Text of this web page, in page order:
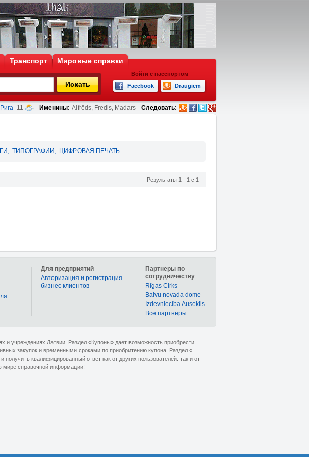
Транспорт Мировые справки
Искать
Войти с пасспортом
Facebook
Draugiem
Рига -11 Именины: Alfrēds, Fredis, Madars Следовать:
, ТИПОГРАФИИ , ЦИФРОВАЯ ПЕЧАТЬ
Результаты 1 - 1 с 1
Партнеры по
сотрудничеству
Rīgas Cirks
Balvu novada dome
Izdevniecība Auseklis
Bce партнеры
Для предприятий
Авторизация и регистрация
бизнес клиентов
учреждениях Латвии. Раздел «Купоны» дает возможность приобрести
закупок и временными сроками по приобритению купона. Раздел «
квалифицированный ответ как от других пользователей. так и от
мире справочной информации!